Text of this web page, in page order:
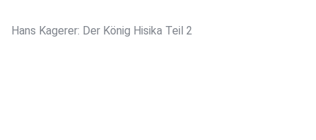
Hans Kagerer: Der König Hisika Teil 2